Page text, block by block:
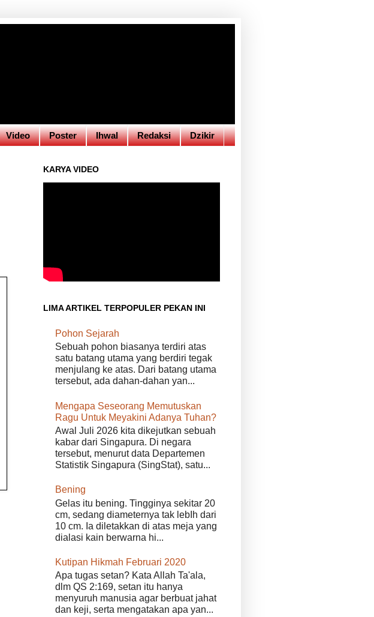
Video Poster Ihwal Redaksi Dzikir
KARYA VIDEO
LIMA ARTIKEL TERPOPULER PEKAN INI
Pohon Sejarah
Sebuah pohon biasanya terdiri atas
satu batang utama yang berdiri tegak
menjulang ke atas. Dari batang utama
tersebut, ada dahan-dahan yan...
Mengapa Seseorang Memutuskan
Ragu Untuk Meyakini Adanya Tuhan?
Awal Juli 2026 kita dikejutkan sebuah
kabar dari Singapura. Di negara
tersebut, menurut data Departemen
Statistik Singapura (SingStat), satu...
Bening
Gelas itu bening. Tingginya sekitar 20
cm, sedang diameternya tak lebIh dari
10 cm. Ia diletakkan di atas meja yang
dialasi kain berwarna hi...
Kutipan Hikmah Februari 2020
Apa tugas setan? Kata Allah Ta'ala,
dlm QS 2:169, setan itu hanya
menyuruh manusia agar berbuat jahat
dan keji, serta mengatakan apa yan...